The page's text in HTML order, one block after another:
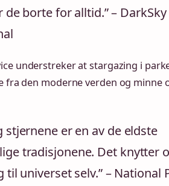
de borte for alltid.” – DarkSky
understreker at stargazing i
fra den moderne verden og minne
stjernene er en av de eldste
tradisjonene. Det knytter
universet selv.” – National